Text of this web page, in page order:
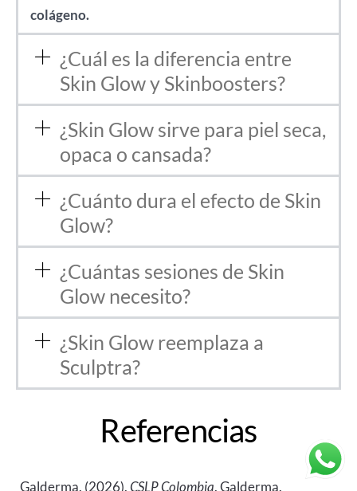
colágeno.
¿Cuál es la diferencia entre
Skin Glow y Skinboosters?
¿Skin Glow sirve para piel seca,
opaca o cansada?
¿Cuánto dura el efecto de Skin
Glow?
¿Cuántas sesiones de Skin
Glow necesito?
¿Skin Glow reemplaza a
Sculptra?
Referencias
Galderma. (2026).CSLP Colombia. Galderma.